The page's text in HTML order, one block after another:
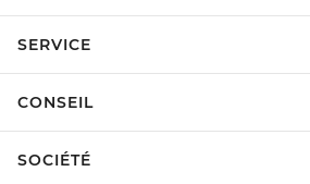
SERVICE
CONSEIL
SOCIÉTÉ